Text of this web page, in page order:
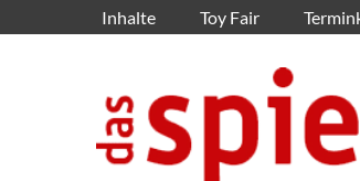
Inhalte Toy Fair